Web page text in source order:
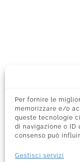
Per fornire le
memorizzare e/o
queste tecnologie
di navigazione o
consenso può
Gestisci servizi